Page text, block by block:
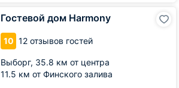
Гостевой дом Harmony
10 12 отзывов гостей
Выборг, 35.8 км от центра
11.5 км от Финского залива